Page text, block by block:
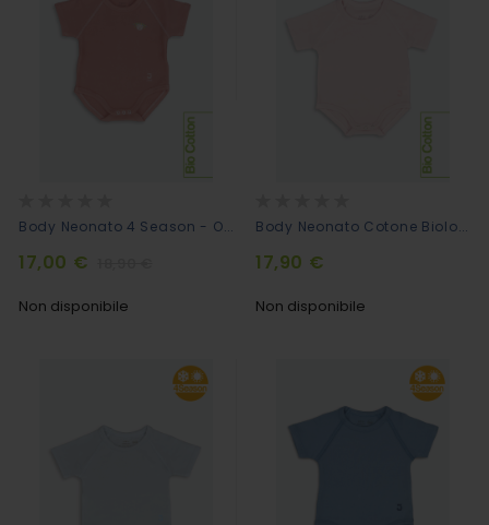
Body Neonato 4 Season - Old Rose
17,00 €
Non disponibile
Body Neonato Cotone Biologico Mezze Maniche - Rosa
17,90 €
Non disponibile